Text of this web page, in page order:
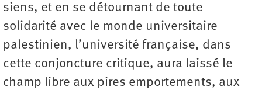
siens, et en se détournant de toute
solidarité avec le monde universitaire
palestinien, l’université française, dans
cette conjoncture critique, aura laissé le
champ libre aux pires emportements, aux